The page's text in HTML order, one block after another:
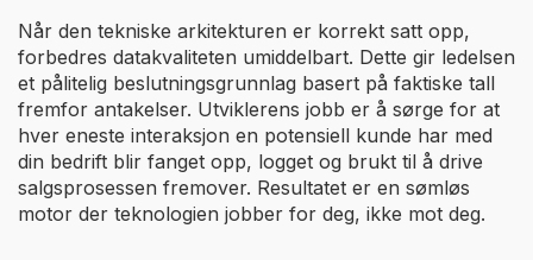
Når den tekniske arkitekturen er korrekt satt opp,
forbedres datakvaliteten umiddelbart. Dette gir ledelsen
et pålitelig beslutningsgrunnlag basert på faktiske tall
fremfor antakelser. Utviklerens jobb er å sørge for at
hver eneste interaksjon en potensiell kunde har med
din bedrift blir fanget opp, logget og brukt til å drive
salgsprosessen fremover. Resultatet er en sømløs
motor der teknologien jobber for deg, ikke mot deg.